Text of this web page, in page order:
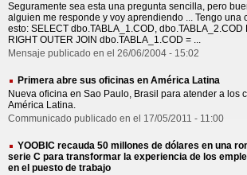
Seguramente sea esta una pregunta sencilla, pero
alguien me responde y voy aprendiendo ... Tengo una
esto: SELECT dbo.TABLA_1.COD, dbo.TABLA_2.COD
RIGHT OUTER JOIN dbo.TABLA_1.COD = ...
Mensaje publicado en el 26/06/2004 - 15:02
Primera abre sus oficinas en América Latina
Nueva oficina en Sao Paulo, Brasil para atender a los
América Latina.
Communicado publicado en el 17/05/2011 - 11:00
YOOBIC recauda 50 millones de dólares en una
serie C para transformar la experiencia de los
en el puesto de trabajo